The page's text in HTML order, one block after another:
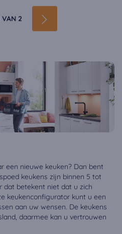
VAN 2
een nieuwe keuken? Dan bent
keukens zijn binnen 5 tot
dat betekent niet dat u zich
keukenconfigurator kunt u een
aan uw wensen. De keukens
daarmee kan u vertrouwen